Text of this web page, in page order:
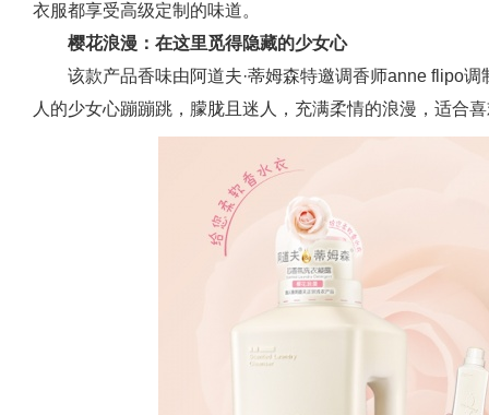
衣服都享受高级定制的味道。
樱花浪漫：在这里觅得隐藏的少女心
该款产品香味由阿道夫·蒂姆森特邀调香师anne flipo
人的少女心蹦蹦跳，朦胧且迷人，充满柔情的浪漫，适合